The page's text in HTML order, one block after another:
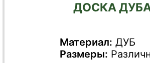
ДОСКА
Материал: ДУБ
Размеры: